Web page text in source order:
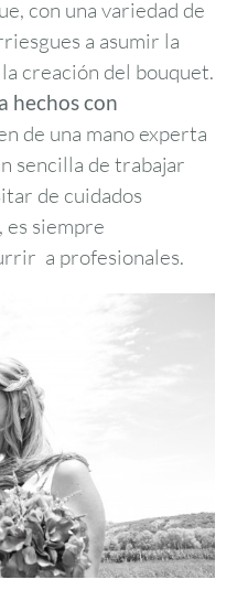
con una variedad de
a asumir la
creación del bouquet.
hechos con
de una mano experta
sencilla de trabajar
de cuidados
es siempre
a profesionales.